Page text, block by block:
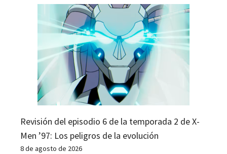
Revisión del episodio 6 de la temporada 2 de X-
Men ’97: Los peligros de la evolución
8 de agosto de 2026